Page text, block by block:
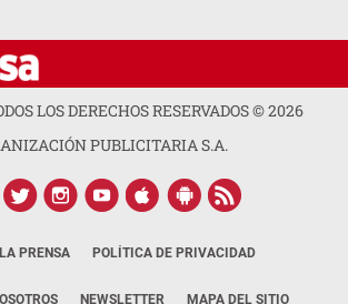
LOS DERECHOS RESERVADOS ©2026
PUBLICITARIA S.A.
PRENSA POLÍTICA DE PRIVACIDAD
NEWSLETTER MAPA DEL SITIO